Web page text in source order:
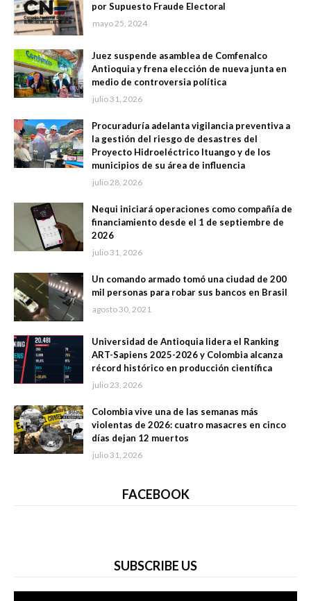
por Supuesto Fraude Electoral
mayo 25, 2024
Juez suspende asamblea de Comfenalco
Antioquia y frena elección de nueva junta en
medio de controversia política
julio 31, 2026
Procuraduría adelanta vigilancia preventiva a
la gestión del riesgo de desastres del
Proyecto Hidroeléctrico Ituango y de los
municipios de su área de influencia
julio 28, 2026
Nequi iniciará operaciones como compañía de
financiamiento desde el 1 de septiembre de
2026
julio 31, 2026
Un comando armado tomó una ciudad de 200
mil personas para robar sus bancos en Brasil
agosto 30, 2021
Universidad de Antioquia lidera el Ranking
ART-Sapiens 2025-2026 y Colombia alcanza
récord histórico en producción científica
julio 23, 2026
Colombia vive una de las semanas más
violentas de 2026: cuatro masacres en cinco
días dejan 12 muertos
julio 31, 2026
FACEBOOK
SUBSCRIBE US